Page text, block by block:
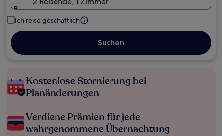
Ich reise geschäftlich
Suchen
Kostenlose Stornierung bei
Planänderungen
Verdiene Prämien für jede
wahrgenommene Übernachtung